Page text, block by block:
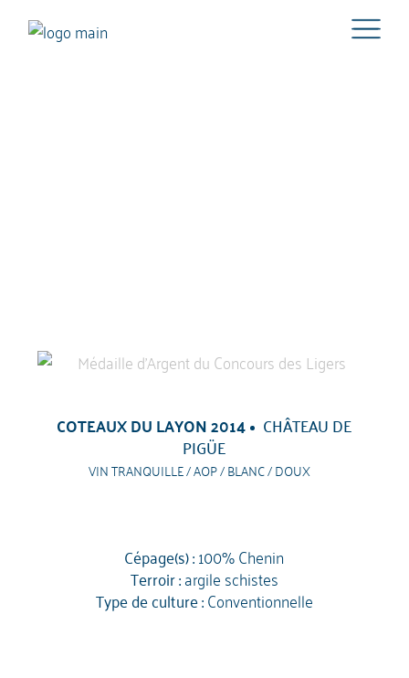
COTEAUX DU LAYON 2014 CHÂTEAU DE
PIGÜE
VIN TRANQUILLE / AOP / BLANC / DOUX
Cépage(s) :100% Chenin
Terroir :argile schistes
Type de culture :Conventionnelle